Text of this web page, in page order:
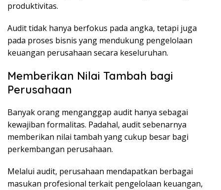
produktivitas.
Audit tidak hanya berfokus pada angka, tetapi juga
pada proses bisnis yang mendukung pengelolaan
keuangan perusahaan secara keseluruhan.
Memberikan Nilai Tambah bagi
Perusahaan
Banyak orang menganggap audit hanya sebagai
kewajiban formalitas. Padahal, audit sebenarnya
memberikan nilai tambah yang cukup besar bagi
perkembangan perusahaan.
Melalui audit, perusahaan mendapatkan berbagai
masukan profesional terkait pengelolaan keuangan,